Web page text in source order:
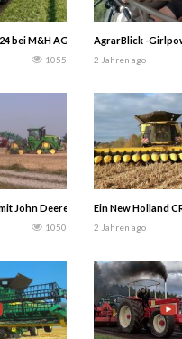
bei M&H AGRAR! Fendt im Einsatz
1055
AgrarBlick -
2 Jahren ago
John Deere.
1050
Ein New Holland
2 Jahren ago